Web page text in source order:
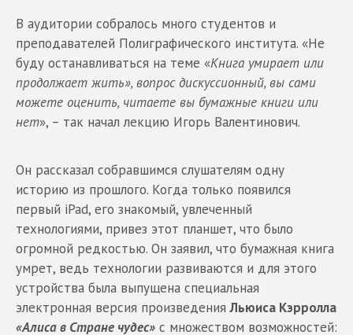
В аудитории собралось много студентов и
преподавателей Полиграфического института. «Не
буду останавливаться на теме «Книга умирает или
продолжает жить», вопрос дискуссионный, вы сами
можете оценить, читаете вы бумажные книги или
нет», – так начал лекцию Игорь Валентинович.
Он рассказал собравшимся слушателям одну
историю из прошлого. Когда только появился
первый iPad, его знакомый, увлеченный
технологиями, привез этот планшет, что было
огромной редкостью. Он заявил, что бумажная книга
умрет, ведь технологии развиваются и для этого
устройства была выпущена специальная
электронная версия произведенияЛьюиса Кэрролла
«Алиса в Стране чудес» с множеством возможностей: